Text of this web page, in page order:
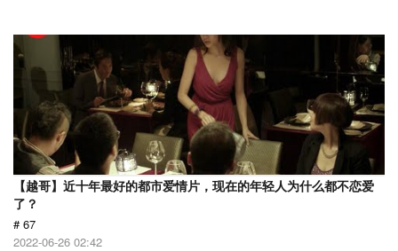
【越哥】近十年最好的都市爱情片，现在的年轻人为什么都不恋爱
了？
# 67
2022-06-26 02:42